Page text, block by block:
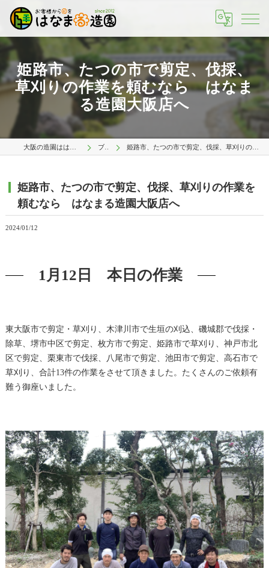
姫路市、たつの市で剪定、伐採、
草刈りの作業を頼むなら はなま
る造園大阪店へ
ブログ 姫路市、たつの市で剪定、伐採、草刈りの作業を頼むなら はなまる造園大阪店へ
姫路市、たつの市で剪定、伐採、草刈りの作業を
頼むなら はなまる造園大阪店へ
2024/01/12
1月12日 本日の作業
東大阪市で剪定・草刈り、木津川市で生垣の刈込、磯城郡で伐採・
除草、堺市中区で剪定、枚方市で剪定、姫路市で草刈り、神戸市北
区で剪定、栗東市で伐採、八尾市で剪定、池田市で剪定、高石市で
草刈り、合計13件の作業をさせて頂きました。たくさんのご依頼有
難う御座いました。